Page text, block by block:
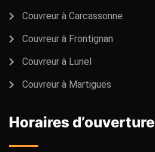
Couvreur à Carcassonne
Couvreur à Frontignan
Couvreur à Lunel
Couvreur à Martigues
Horaires d’ouverture